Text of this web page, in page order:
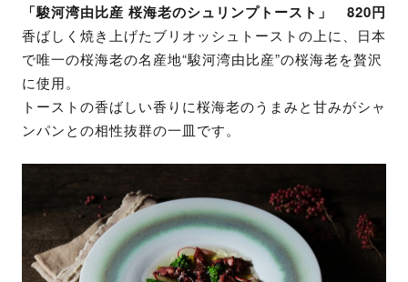
「駿河湾由比産 桜海老のシュリンプトースト」 820円
香ばしく焼き上げたブリオッシュトーストの上に、日本
で唯一の桜海老の名産地“駿河湾由比産”の桜海老を贅沢
に使用。
トーストの香ばしい香りに桜海老のうまみと甘みがシャ
ンパンとの相性抜群の一皿です。